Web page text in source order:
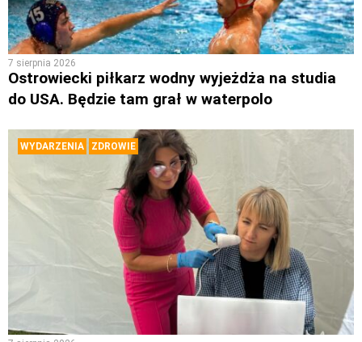
7 sierpnia 2026
Ostrowiecki piłkarz wodny wyjeżdża na studia
do USA. Będzie tam grał w waterpolo
WYDARZENIA ZDROWIE